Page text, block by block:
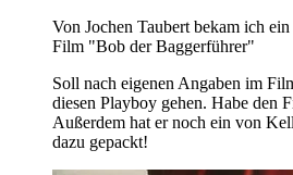
Von Jochen Taubert bekam ich
Film "Bob der Baggerführer"
Soll nach eigenen Angaben im
diesen Playboy gehen. Habe den
Außerdem hat er noch ein von
dazu gepackt!